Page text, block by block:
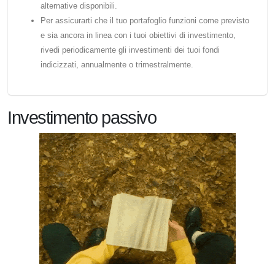
alternative disponibili.
Per assicurarti che il tuo portafoglio funzioni come previsto
e sia ancora in linea con i tuoi obiettivi di investimento,
rivedi periodicamente gli investimenti dei tuoi fondi
indicizzati, annualmente o trimestralmente.
Investimento passivo